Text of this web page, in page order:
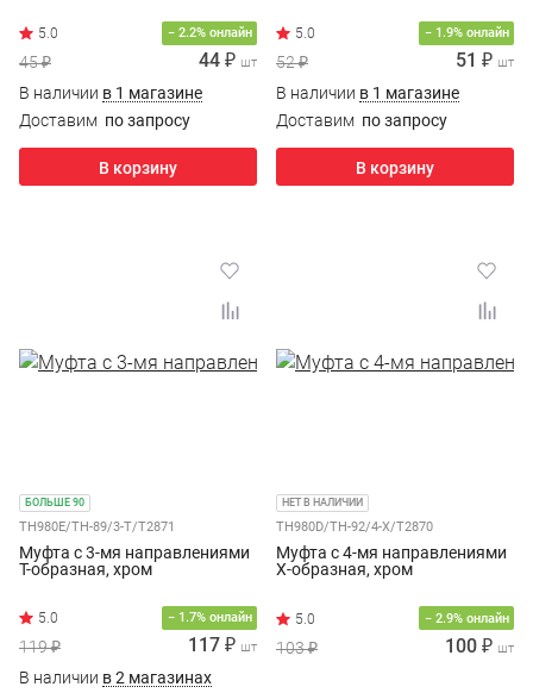
− 2.2% онлайн
45 ₽ 44 ₽ шт
В наличии в 1 магазине
Доставим по запросу
В корзину
− 1.9% онлайн
52 ₽ 51 ₽ шт
В наличии в 1 магазине
Доставим по запросу
В корзину
БОЛЬШЕ 90
TH980E/TH-89/3-Т/T2871
Муфта с 3-мя направлениями
T-образная, хром
− 1.7% онлайн
119 ₽ 117 ₽ шт
В наличии в 2 магазинах
НЕТ В НАЛИЧИИ
TH980D/TH-92/4-Х/T2870
Муфта с 4-мя направлениями
Х-образная, хром
− 2.9% онлайн
103 ₽ 100 ₽ шт